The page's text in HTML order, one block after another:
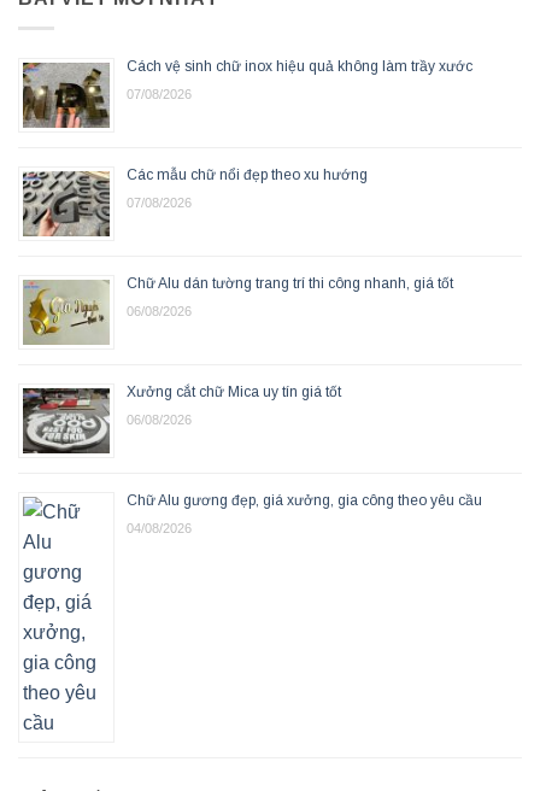
Cách vệ sinh chữ inox hiệu quả không làm trầy xước
07/08/2026
Các mẫu chữ nổi đẹp theo xu hướng
07/08/2026
Chữ Alu dán tường trang trí thi công nhanh, giá tốt
06/08/2026
Xưởng cắt chữ Mica uy tín giá tốt
06/08/2026
Chữ Alu gương đẹp, giá xưởng, gia công theo yêu cầu
04/08/2026